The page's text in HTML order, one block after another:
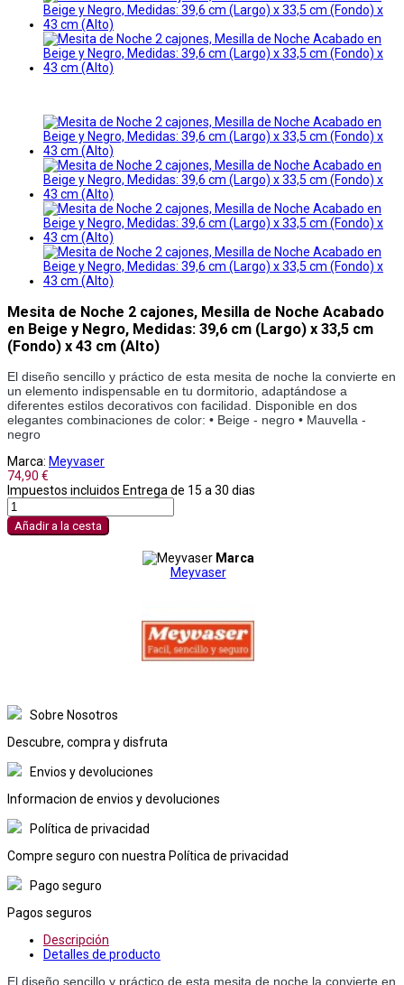
Mesita de Noche 2 cajones, Mesilla de Noche Acabado
en Beige y Negro, Medidas: 39,6 cm (Largo) x 33,5 cm
(Fondo) x 43 cm (Alto)
El diseño sencillo y práctico de esta mesita de noche la convierte en
un elemento indispensable en tu dormitorio, adaptándose a
diferentes estilos decorativos con facilidad. Disponible en dos
elegantes combinaciones de color: • Beige - negro • Mauvella -
negro
Marca: Meyvaser
74,90 €
Impuestos incluidos Entrega de 15 a 30 dias
Añadir a la cesta
Marca
Meyvaser
Sobre Nosotros
Descubre, compra y disfruta
Envios y devoluciones
Informacion de envios y devoluciones
Política de privacidad
Compre seguro con nuestra Política de privacidad
Pago seguro
Pagos seguros
Descripción
Detalles de producto
El diseño sencillo y práctico de esta mesita de noche la convierte en